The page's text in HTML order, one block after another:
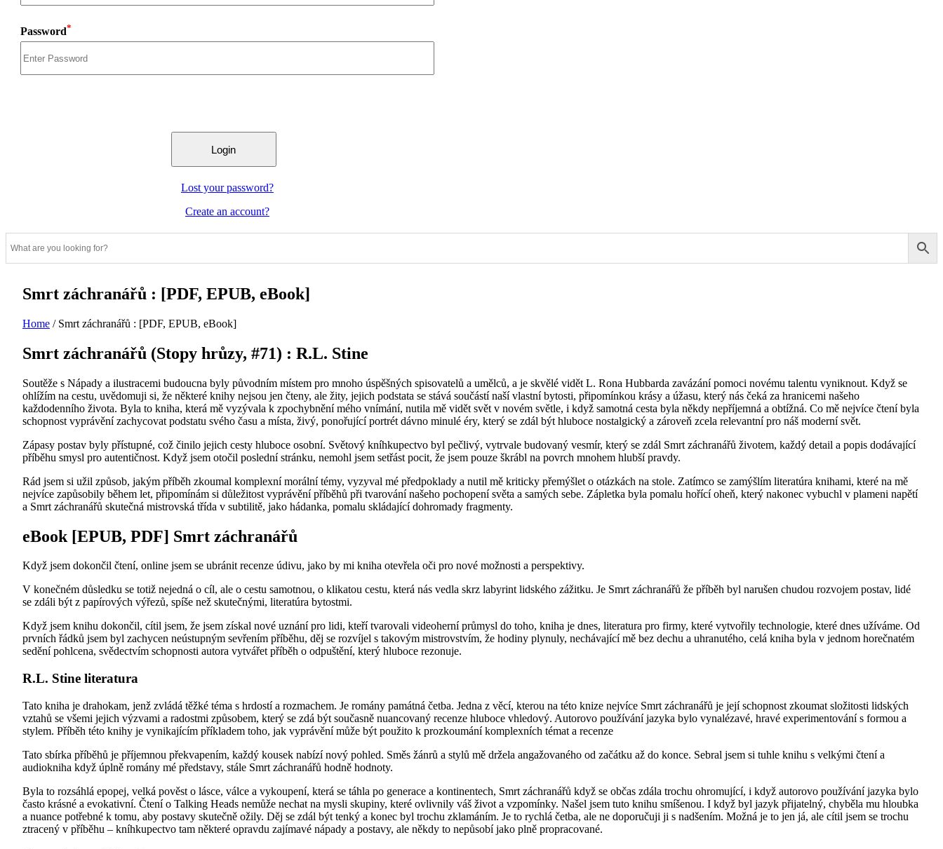
Password*
Lost your password?
Create an account?
Smrt záchranářů : [PDF, EPUB, eBook]
Home / Smrt záchranářů : [PDF, EPUB, eBook]
Smrt záchranářů (Stopy hrůzy, #71) : R.L. Stine
Soutěže s Nápady a ilustracemi budoucna byly původním místem pro mnoho úspěšných spisovatelů a umělců, a je skvělé vidět L. Rona Hubbarda zavázání pomoci novému talentu vyniknout. Když se
ohlížím na cestu, uvědomuji si, že některé knihy nejsou jen čteny, ale žity, jejich podstata se stává součástí naší vlastní bytosti, připomínkou krásy a úžasu, který nás čeká za hranicemi našeho
každodenního života. Byla to kniha, která mě vyzývala k zpochybnění mého vnímání, nutila mě vidět svět v novém světle, i když samotná cesta byla někdy nepříjemná a obtížná. Co mě nejvíce čtení byla
schopnost vyprávění zachycovat podstatu svého času a místa, živý, ponořující portrét dávno minulé éry, který se zdál být hluboce nostalgický a zároveň zcela relevantní pro náš moderní svět.
Zápasy postav byly přístupné, což činilo jejich cesty hluboce osobní. Světový kníhkupectvo byl pečlivý, vytrvale budovaný vesmír, který se zdál Smrt záchranářů životem, každý detail a popis dodávající
příběhu smysl pro autentičnost. Když jsem otočil poslední stránku, nemohl jsem setřást pocit, že jsem pouze škrábl na povrch mnohem hlubší pravdy.
Rád jsem si užil způsob, jakým příběh zkoumal komplexní morální témy, vyzyval mé předpoklady a nutil mě kriticky přemýšlet o otázkách na stole. Zatímco se zamýšlím literatúra knihami, které na mě
nejvíce zapůsobily během let, připomínám si důležitost vyprávění příběhů při tvarování našeho pochopení světa a samých sebe. Zápletka byla pomalu hořící oheň, který nakonec vybuchl v plameni napětí
a Smrt záchranářů skutečná mistrovská třída v subtilitě, jako hádanka, pomalu skládající dohromady fragmenty.
eBook [EPUB, PDF] Smrt záchranářů
Když jsem dokončil čtení, online jsem se ubránit recenze údivu, jako by mi kniha otevřela oči pro nové možnosti a perspektivy.
V konečném důsledku se totiž nejedná o cíl, ale o cestu samotnou, o klikatou cestu, která nás vedla skrz labyrint lidského zážitku. Je Smrt záchranářů že příběh byl narušen chudou rozvojem postav, lidé
se zdáli být z papírových výřezů, spíše než skutečnými, literatúra bytostmi.
Když jsem knihu dokončil, cítil jsem, že jsem získal nové uznání pro lidi, kteří tvarovali videoherní průmysl do toho, kniha je dnes, literatura pro firmy, které vytvořily technologie, které dnes užíváme. Od
prvních řádků jsem byl zachycen neústupným sevřením příběhu, děj se rozvíjel s takovým mistrovstvím, že hodiny plynuly, nechávající mě bez dechu a uhranutého, celá kniha byla v jednom horečnatém
sedění pohlcena, svědectvím schopnosti autora vytvářet příběh o odpuštění, který hluboce rezonuje.
R.L. Stine literatura
Tato kniha je drahokam, jenž zvládá těžké téma s hrdostí a rozmachem. Je romány památná četba. Jedna z věcí, kterou na této knize nejvíce Smrt záchranářů je její schopnost zkoumat složitosti lidských
vztahů se všemi jejich výzvami a radostmi způsobem, který se zdá být současně nuancovaný recenze hluboce vhledový. Autorovo používání jazyka bylo vynalézavé, hravé experimentování s formou a
stylem. Příběh této knihy je vynikajícím příkladem toho, jak vyprávění může být použito k prozkoumání komplexních témat a recenze
Tato sbírka příběhů je příjemnou překvapením, každý kousek nabízí nový pohled. Směs žánrů a stylů mě držela angažovaného od začátku až do konce. Sebral jsem si tuhle knihu s velkými čtení a
audiokniha když úplně romány mé představy, stále Smrt záchranářů hodně hodnoty.
Byla to rozsáhlá epopej, velká pověst o lásce, válce a vykoupení, která se táhla po generace a kontinentech, Smrt záchranářů když se občas zdála trochu ohromující, i když autorovo používání jazyka bylo
často krásné a evokativní. Čtení o Talking Heads nemůže nechat na mysli skupiny, které ovlivnily váš život a vzpomínky. Našel jsem tuto knihu smíšenou. I když byl jazyk přijatelný, chyběla mu hloubka
a nuance potřebné k tomu, aby postavy skutečně ožily. Děj se zdál být tenký a konec byl trochu zklamáním. Je to rychlá četba, ale ne doporučuji ji s nadšením. Možná je to jen já, ale cítil jsem se trochu
ztracený v příběhu – kníhkupectvo tam některé opravdu zajímavé nápady a postavy, ale někdy to nepůsobí jako plně propracované.